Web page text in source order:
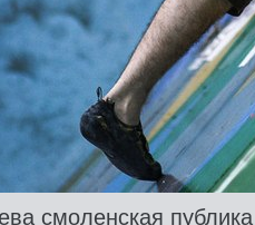
смоленская